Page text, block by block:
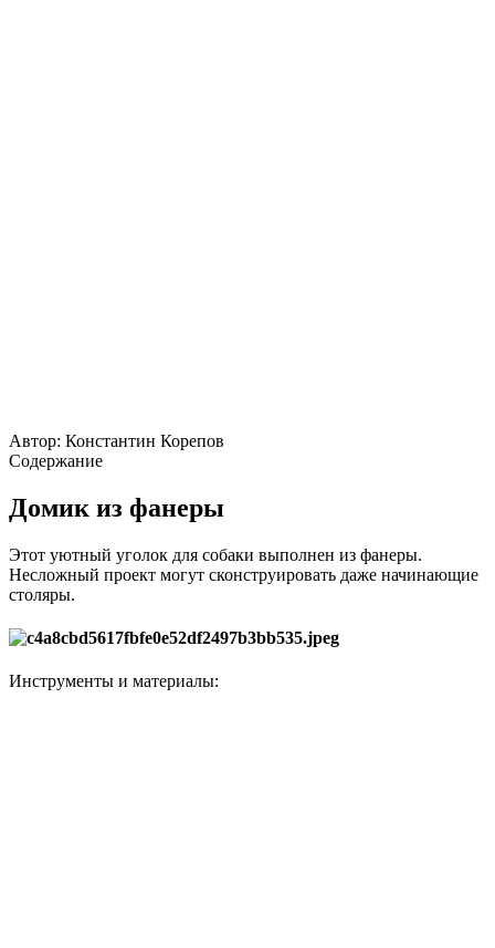
Автор: Константин Корепов
Содержание
Домик из фанеры
Этот уютный уголок для собаки выполнен из фанеры.
Несложный проект могут сконструировать даже начинающие
столяры.
Инструменты и материалы: